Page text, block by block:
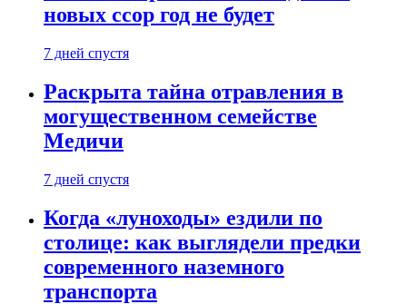
новых ссор год не будет
7 дней спустя
Раскрыта тайна отравления в
могущественном семействе
Медичи
7 дней спустя
Когда «луноходы» ездили по
столице: как выглядели предки
современного наземного
транспорта